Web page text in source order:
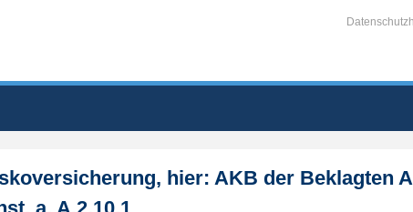
hier: AKB der Beklagten